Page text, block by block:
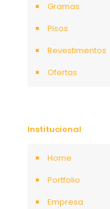
Gramas
Pisos
Revestimentos
Ofertas
Institucional
Home
Portfolio
Empresa